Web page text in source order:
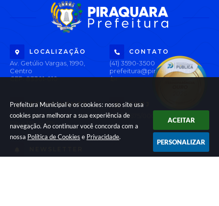
Prefeitura Municipal e os cookies: nosso site usa
cookies para melhorar a sua experiência de
navegação. Ao continuar você concorda com a
nossa Política de Cookies e Privacidade.
ACEITAR
PERSONALIZAR
LOCALIZAÇÃO
Av. Getúlio Vargas, 1990,
Centro
CEP: 83301-010
CONTATO
(41) 3590-3500
prefeitura@piraquara.pr.gov
.br
ATENDIMENTO
Segunda à Sexta: De 08h às
12h e 13h às 17h
CNPJ
76.105.675/0001-67